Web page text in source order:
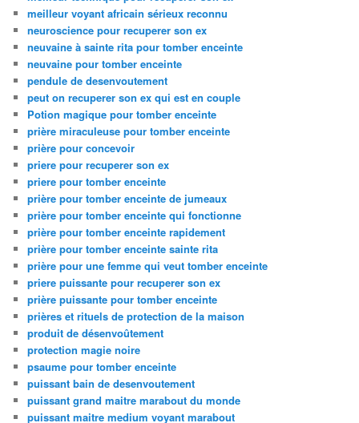
meilleur voyant africain sérieux reconnu
neuroscience pour recuperer son ex
neuvaine à sainte rita pour tomber enceinte
neuvaine pour tomber enceinte
pendule de desenvoutement
peut on recuperer son ex qui est en couple
Potion magique pour tomber enceinte
prière miraculeuse pour tomber enceinte
prière pour concevoir
priere pour recuperer son ex
priere pour tomber enceinte
prière pour tomber enceinte de jumeaux
prière pour tomber enceinte qui fonctionne
prière pour tomber enceinte rapidement
prière pour tomber enceinte sainte rita
prière pour une femme qui veut tomber enceinte
priere puissante pour recuperer son ex
prière puissante pour tomber enceinte
prières et rituels de protection de la maison
produit de désenvoûtement
protection magie noire
psaume pour tomber enceinte
puissant bain de desenvoutement
puissant grand maitre marabout du monde
puissant maitre medium voyant marabout